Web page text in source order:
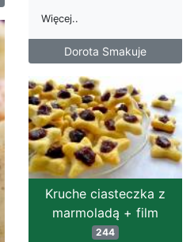
Więcej..
Dorota Smakuje
Kruche ciasteczka z
marmoladą + film
244